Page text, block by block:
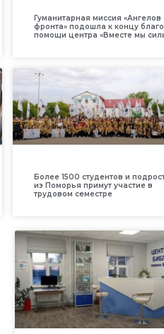
Гуманитарная миссия «Ангелов
фронта» подошла к концу
помощи центра «Вместе мы
Более 1500 студентов и
из Поморья примут участие в
трудовом семестре